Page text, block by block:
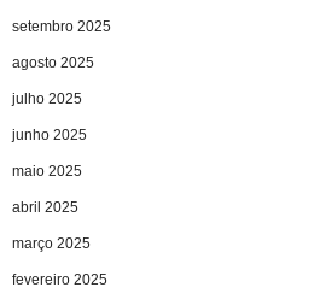
setembro 2025
agosto 2025
julho 2025
junho 2025
maio 2025
abril 2025
março 2025
fevereiro 2025